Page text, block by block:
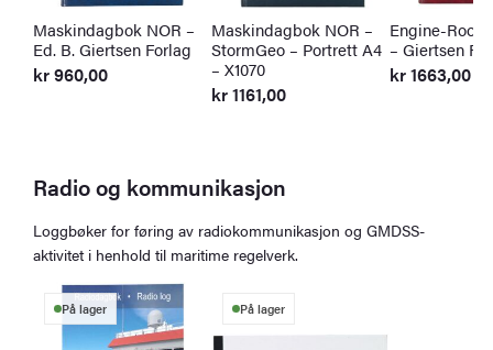
Maskindagbok NOR –
Ed. B. Giertsen Forlag
kr960,00
Maskindagbok NOR –
StormGeo – Portrett A4
– X1070
kr1161,00
Engine-
– Giertsen
kr1663,00
Radio og kommunikasjon
Loggbøker for føring av radiokommunikasjon og GMDSS-
aktivitet i henhold til maritime regelverk.
På lager På lager